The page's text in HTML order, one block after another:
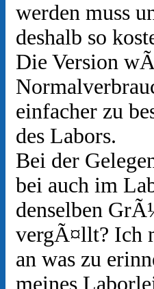
werden muss
deshalb so
Die Version
einfacher zu
des Labors.
Bei der
bei auch im
denselben
vergÃ¤llt? Ich
an was zu
meines